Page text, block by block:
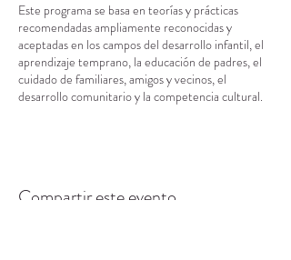
Este programa se basa en teorías y prácticas
recomendadas ampliamente reconocidas y
aceptadas en los campos del desarrollo infantil, el
aprendizaje temprano, la educación de padres, el
cuidado de familiares, amigos y vecinos, el
desarrollo comunitario y la competencia cultural.
Compartir este evento